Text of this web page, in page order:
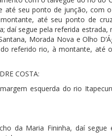
até seu ponto de junção, com
até seu ponto de
daí segue pela referida
Morada Nova e Olho
referido rio, à montante,
COSTA:
esquerda do rio
da Maria Fininha, daí